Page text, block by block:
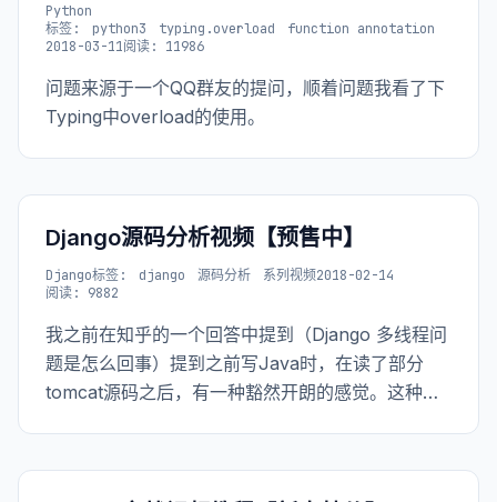
Python
标签:
python3 typing.overload
function annotation
2018-03-11阅读: 11986
问题来源于一个QQ群友的提问，顺着问题我看了下
Typing中overload的使用。
Django源码分析视频【预售中】
Django标签: django 源码分析 系列视频2018-02-14
阅读: 9882
我之前在知乎的一个回答中提到（Django 多线程问
题是怎么回事）提到之前写Java时，在读了部分
tomcat源码之后，有一种豁然开朗的感觉。这种感